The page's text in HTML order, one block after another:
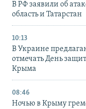
В РФ заявили об
область и Татарстан
10:13
В Украине
отмечать День
Крыма
08:46
Ночью в Крыму